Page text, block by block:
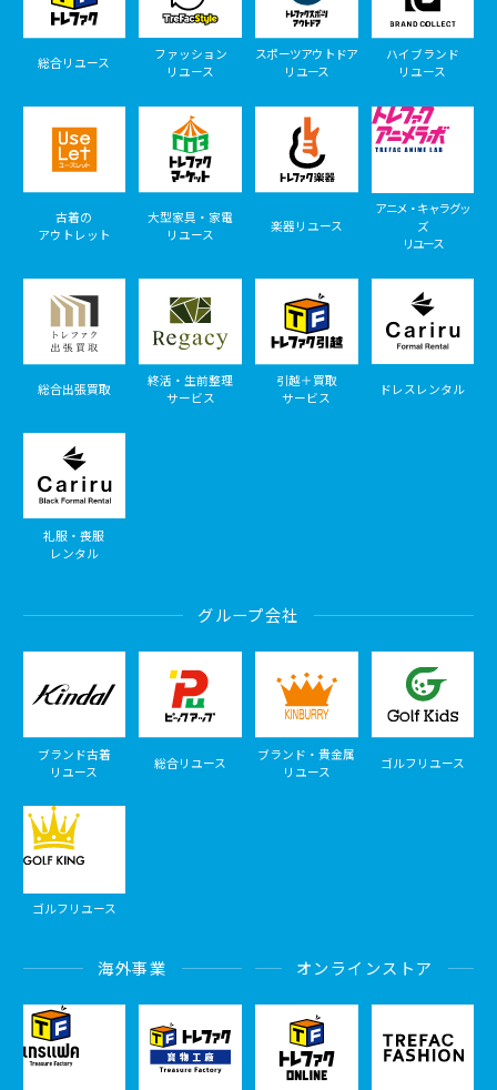
総合リユース
ファッション
リユース
スポーツアウトドア
リユース
ハイブランド
リユース
古着の
アウトレット
大型家具・家電
リユース
楽器リユース
アニメ・キャラグッ
ズ
リユース
総合出張買取
終活・生前整理
サービス
引越＋買取
サービス
ドレスレンタル
礼服・喪服
レンタル
グループ会社
ブランド古着
リユース
総合リユース
ブランド・貴金属
リユース
ゴルフリユース
ゴルフリユース
海外事業 オンラインストア